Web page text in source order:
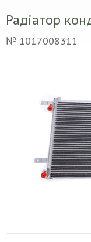
Радіатор
№ 1017008311